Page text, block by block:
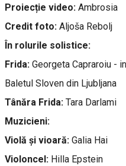
Proiecție video: Ambrosia
Credit foto: Aljoša Rebolj
În rolurile solistice:
Frida: Georgeta Capraroiu -
Baletul Sloven din Ljubljana
Tânăra Frida: Tara Darlami
Muzicieni:
Violă și vioară: Galia Hai
Violoncel: Hilla Epstein